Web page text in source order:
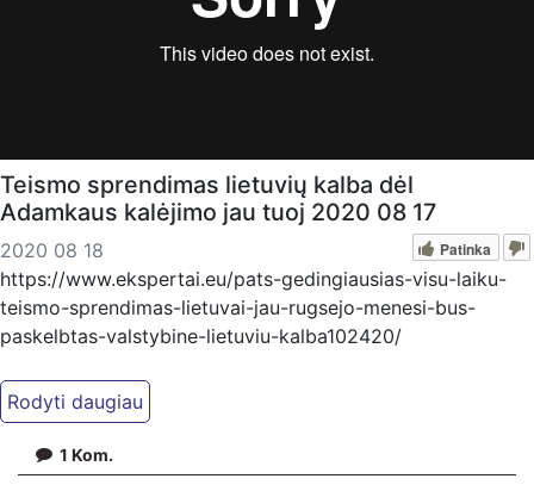
Teismo sprendimas lietuvių kalba dėl
Adamkaus kalėjimo jau tuoj 2020 08 17
2020 08 18 Patinka
https://www.ekspertai.eu/pats-gedingiausias-visu-laiku-
teismo-sprendimas-lietuvai-jau-rugsejo-menesi-bus-
paskelbtas-valstybine-lietuviu-kalba102420/
Teisingumo ministro patarėjas Audris Kutrevičius atskleidė,
kad jau daugiau negu du metus į lietuvių kalbą verčiamas
Lietuvai dėl slaptojo prezidento Valdo Adamkaus kalėjimo,
1 Kom.